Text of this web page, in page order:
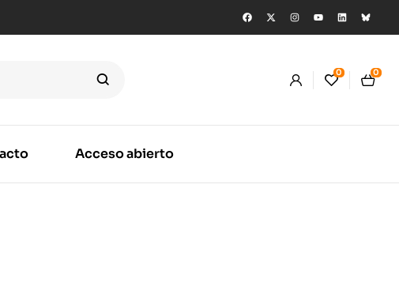
0 0
Acceso abierto